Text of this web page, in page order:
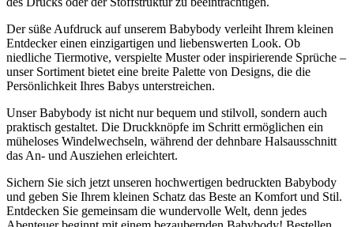
Der süße Aufdruck auf unserem Babybody verleiht Ihrem kleinen
Entdecker einen einzigartigen und liebenswerten Look. Ob
niedliche Tiermotive, verspielte Muster oder inspirierende Sprüche –
unser Sortiment bietet eine breite Palette von Designs, die die
Persönlichkeit Ihres Babys unterstreichen.
Unser Babybody ist nicht nur bequem und stilvoll, sondern auch
praktisch gestaltet. Die Druckknöpfe im Schritt ermöglichen ein
müheloses Windelwechseln, während der dehnbare Halsausschnitt
das An- und Ausziehen erleichtert.
Sichern Sie sich jetzt unseren hochwertigen bedruckten Babybody
und geben Sie Ihrem kleinen Schatz das Beste an Komfort und Stil.
Entdecken Sie gemeinsam die wundervolle Welt, denn jedes